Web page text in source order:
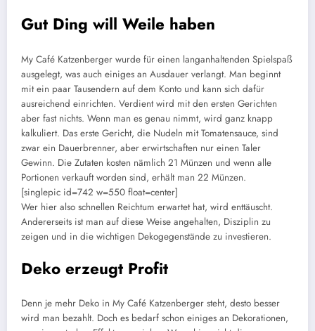
Gut Ding will Weile haben
My Café Katzenberger wurde für einen langanhaltenden Spielspaß
ausgelegt, was auch einiges an Ausdauer verlangt. Man beginnt
mit ein paar Tausendern auf dem Konto und kann sich dafür
ausreichend einrichten. Verdient wird mit den ersten Gerichten
aber fast nichts. Wenn man es genau nimmt, wird ganz knapp
kalkuliert. Das erste Gericht, die Nudeln mit Tomatensauce, sind
zwar ein Dauerbrenner, aber erwirtschaften nur einen Taler
Gewinn. Die Zutaten kosten nämlich 21 Münzen und wenn alle
Portionen verkauft worden sind, erhält man 22 Münzen.
[singlepic id=742 w=550 float=center]
Wer hier also schnellen Reichtum erwartet hat, wird enttäuscht.
Andererseits ist man auf diese Weise angehalten, Disziplin zu
zeigen und in die wichtigen Dekogegenstände zu investieren.
Deko erzeugt Profit
Denn je mehr Deko in My Café Katzenberger steht, desto besser
wird man bezahlt. Doch es bedarf schon einiges an Dekorationen,